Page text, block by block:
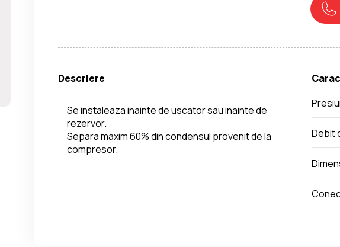
Descriere
Se instaleaza inainte de uscator sau inainte de
rezervor.
Separa maxim 60% din condensul provenit de la
compresor.
Debit